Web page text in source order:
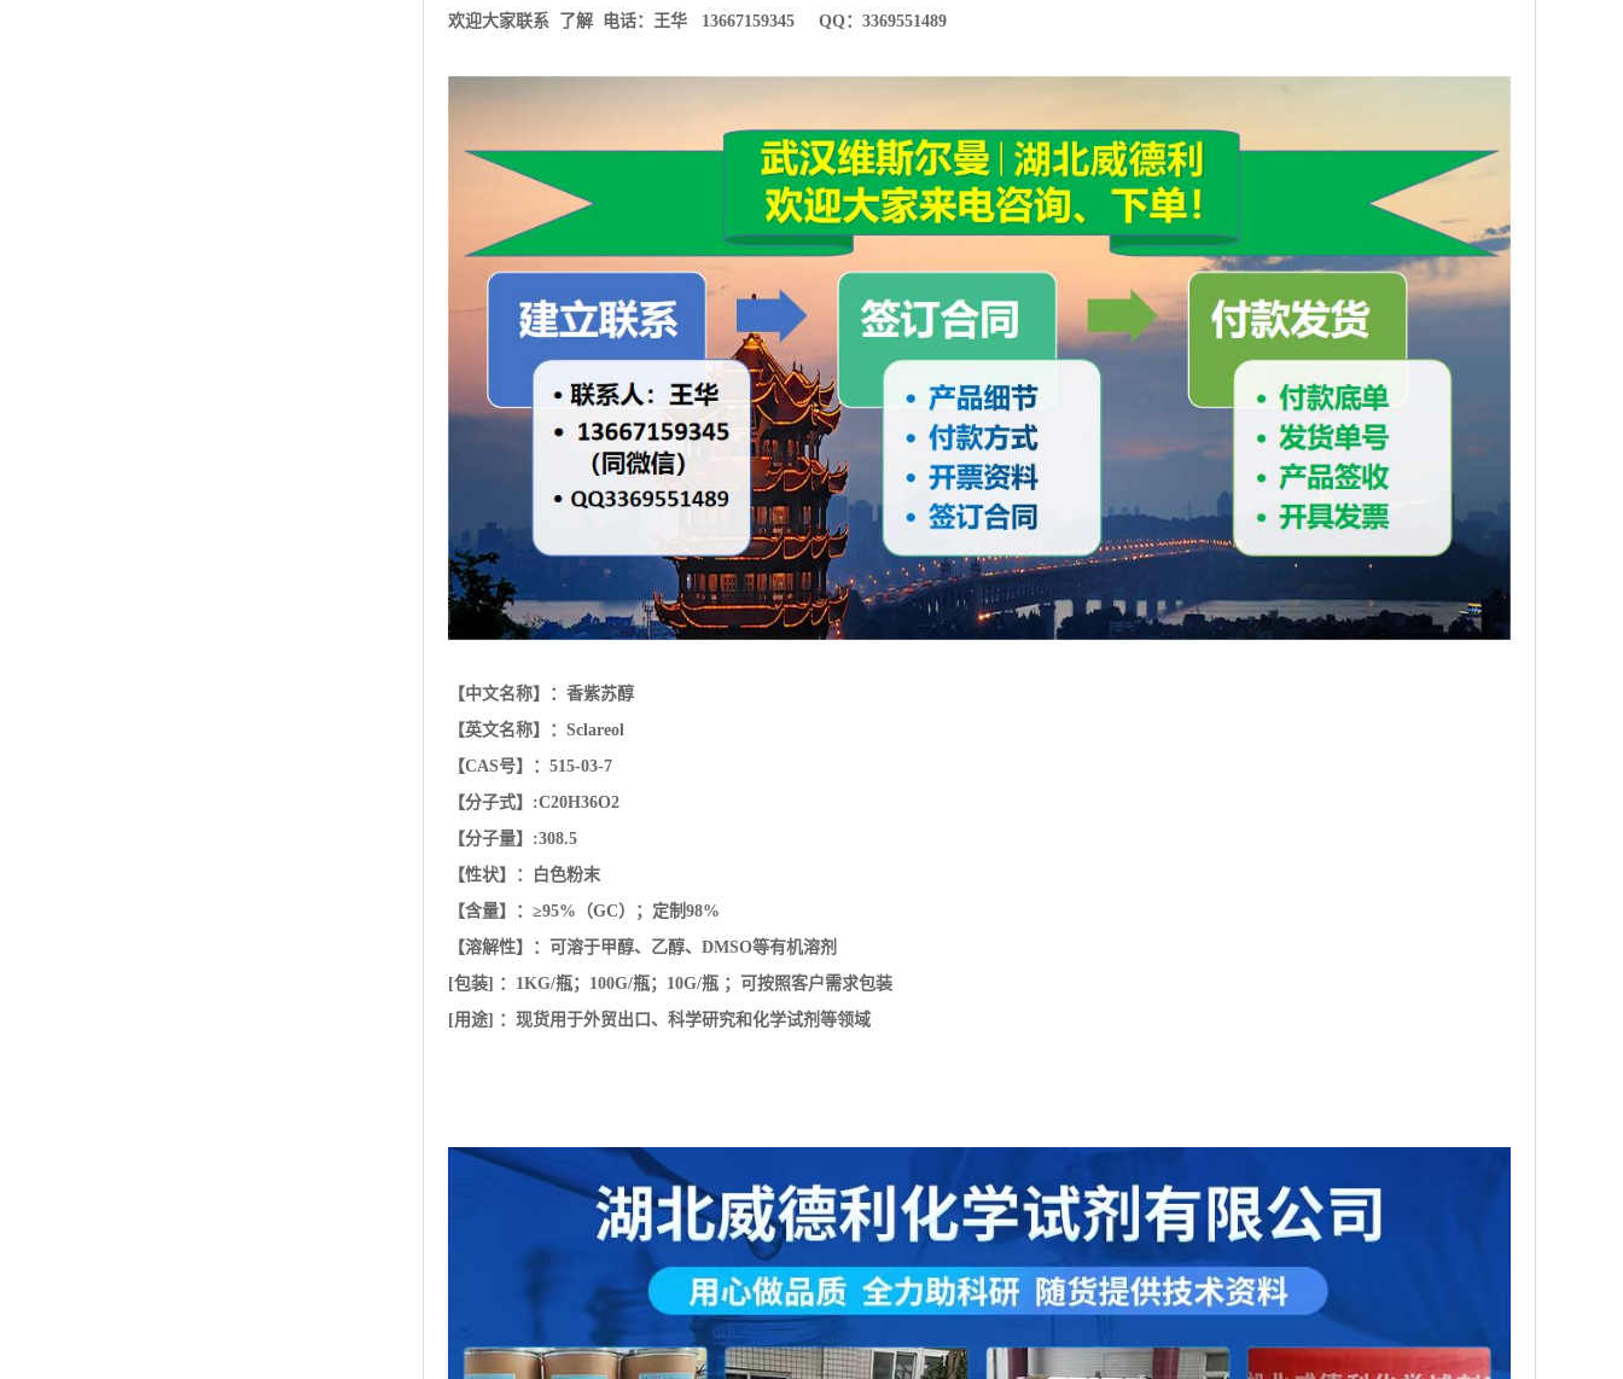
【中文名称】：香紫苏醇
【英文名称】：Sclareol
【CAS号】：515-03-7
【分子式】:C20H36O2
【分子量】:308.5
【含量】：≥95%（GC）；定制98%
【溶解性】：可溶于甲醇、乙醇、DMSO等有机溶剂
[包装] ：1KG/瓶；100G/瓶；10G/瓶
[用途] ：现货用于外贸出口、科学研究和化学试剂等领域